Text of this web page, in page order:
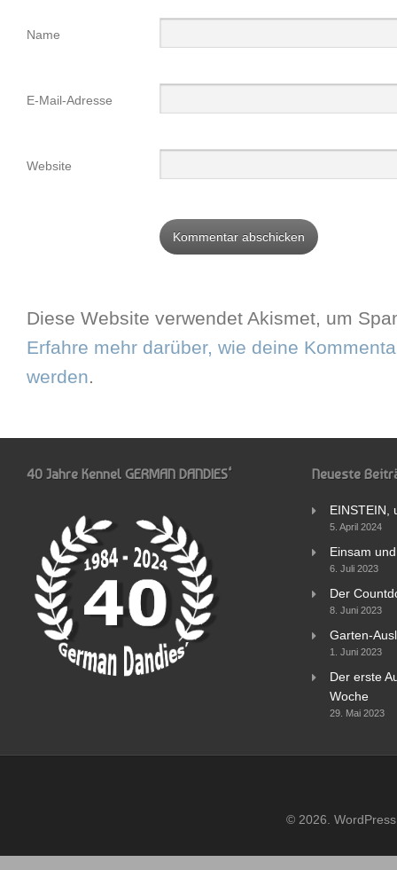
Name
E-Mail-Adresse
Website
Diese Website verwendet Akismet, um
Erfahre mehr darüber, wie deine
werden.
40 Jahre Kennel GERMAN DANDIES‘ Neueste
EINSTEIN,
5. April 2024
Einsam
6. Juli 2023
Der
8. Juni 2023
Garten-
1. Juni 2023
Der erste
Woche
29. Mai 2023
© 2026.